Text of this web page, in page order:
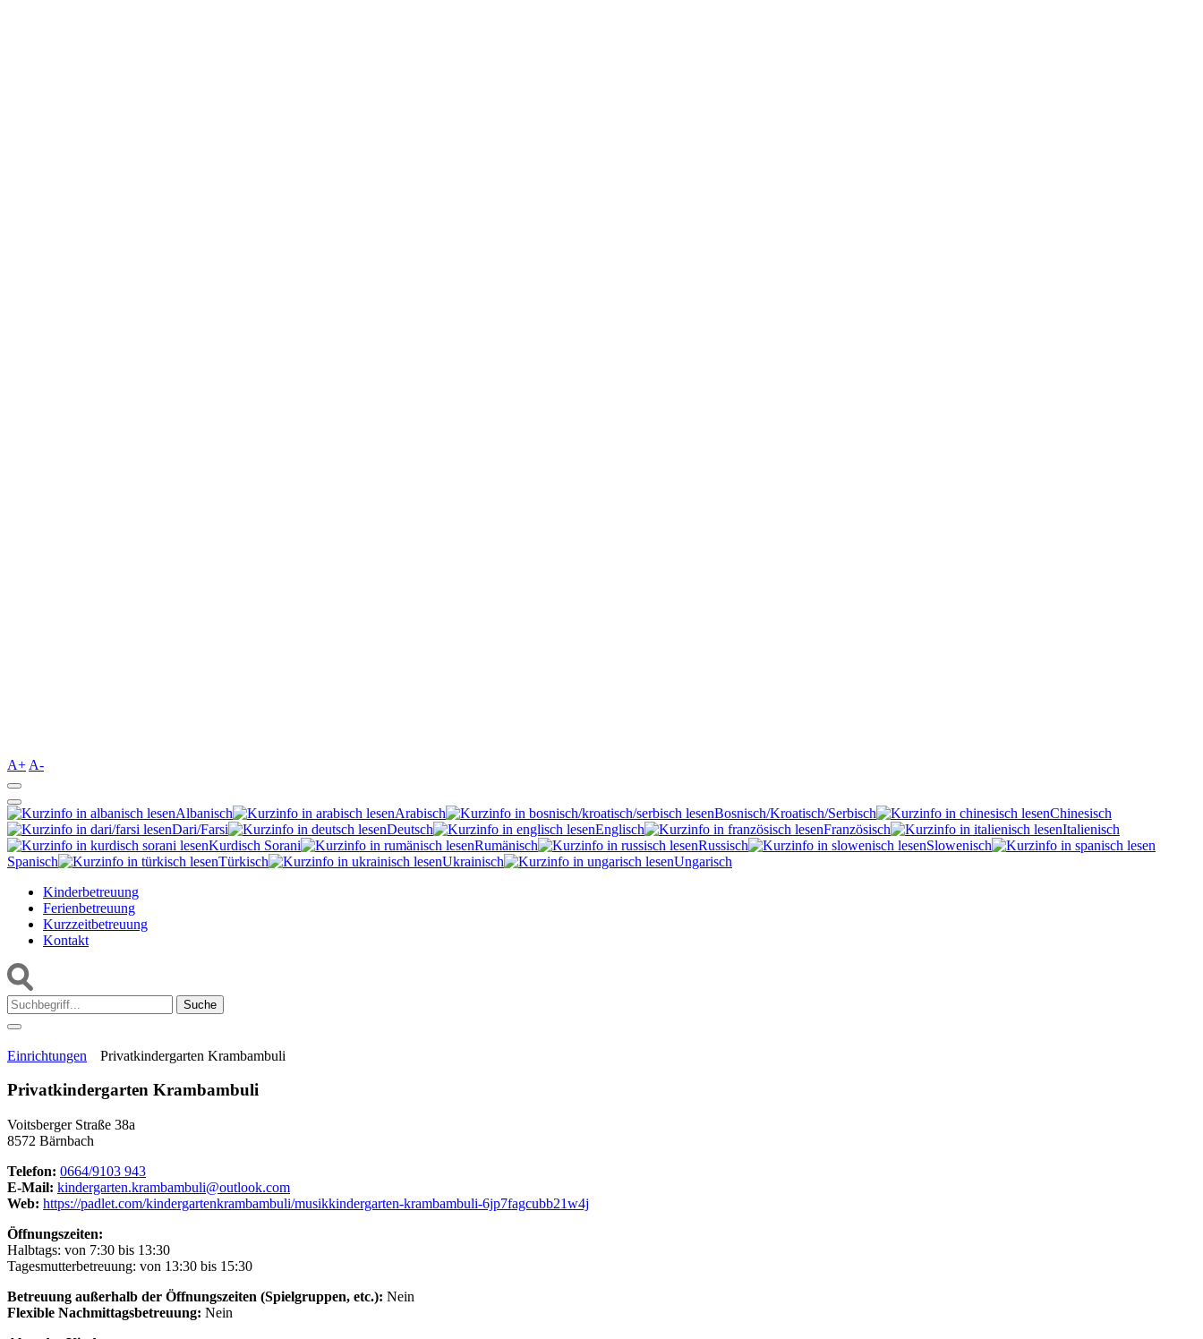
A+ A-
Albanisch Arabisch Bosnisch/Kroatisch/Serbisch
Chinesisch
Dari/Farsi
Deutsch Englisch Französisch
Italienisch
Kurdisch Sorani‎
Rumänisch Russisch
Slowenisch
Spanisch
Türkisch Ukrainisch
Ungarisch
Kinderbetreuung
Ferienbetreuung
Kurzzeitbetreuung
Kontakt
Suche:
Einrichtungen Privatkindergarten Krambambuli
Privatkindergarten Krambambuli
Voitsberger Straße 38a
8572 Bärnbach
Telefon: 0664/9103 943
E-Mail: kindergarten.krambambuli@outlook.com
Web: https://padlet.com/kindergartenkrambambuli/musikkindergarten-krambambuli-6jp7fagcubb21w4j
Öffnungszeiten:
Halbtags: von 7:30 bis 13:30
Tagesmutterbetreuung: von 13:30 bis 15:30
Betreuung außerhalb der Öffnungszeiten (Spielgruppen, etc.): Nein
Flexible Nachmittagsbetreuung: Nein